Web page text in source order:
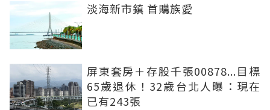
淡海新市鎮 首購族愛
屏東套房＋存股千張00878...目標
65歲退休！32歲台北人曝：現在
已有243張